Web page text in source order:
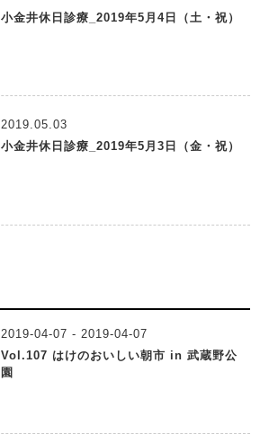
小金井休日診療_2019年5月4日（土・祝）
2019.05.03
小金井休日診療_2019年5月3日（金・祝）
2019-04-07 - 2019-04-07
Vol.107 はけのおいしい朝市 in 武蔵野公
園